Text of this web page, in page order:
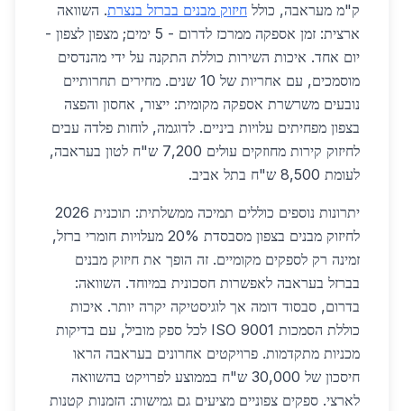
ק"מ מעראבה, כולל חיזוק מבנים בברזל בנצרת. השוואה
ארצית: זמן אספקה ממרכז לדרום - 5 ימים; מצפון לצפון -
יום אחד. איכות השירות כוללת התקנה על ידי מהנדסים
מוסמכים, עם אחריות של 10 שנים. מחירים תחרותיים
נובעים משרשרת אספקה מקומית: ייצור, אחסון והפצה
בצפון מפחיתים עלויות ביניים. לדוגמה, לוחות פלדה עבים
לחיזוק קירות מחוזקים עולים 7,200 ש"ח לטון בעראבה,
לעומת 8,500 ש"ח בתל אביב.
יתרונות נוספים כוללים תמיכה ממשלתית: תוכנית 2026
לחיזוק מבנים בצפון מסבסדת 20% מעלויות חומרי ברזל,
זמינה רק לספקים מקומיים. זה הופך את חיזוק מבנים
בברזל בעראבה לאפשרות חסכונית במיוחד. השוואה:
בדרום, סבסוד דומה אך לוגיסטיקה יקרה יותר. איכות
כוללת הסמכות ISO 9001 לכל ספק מוביל, עם בדיקות
מכניות מתקדמות. פרויקטים אחרונים בעראבה הראו
חיסכון של 30,000 ש"ח בממוצע לפרויקט בהשוואה
לארצי. ספקים צפוניים מציעים גם גמישות: הזמנות קטנות